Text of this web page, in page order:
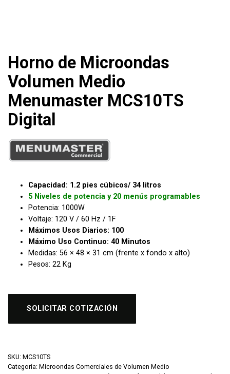
Horno de Microondas
Volumen Medio
Menumaster MCS10TS
Digital
Capacidad: 1.2 pies cúbicos/ 34 litros
5 Niveles de potencia y 20 menús programables
Potencia: 1000W
Voltaje: 120 V / 60 Hz / 1F
Máximos Usos Diarios: 100
Máximo Uso Continuo: 40 Minutos
Medidas: 56 × 48 × 31 cm (frente x fondo x alto)
Pesos: 22 Kg
SOLICITAR COTIZACIÓN
SKU: MCS10TS
Categoría: Microondas Comerciales de Volumen Medio